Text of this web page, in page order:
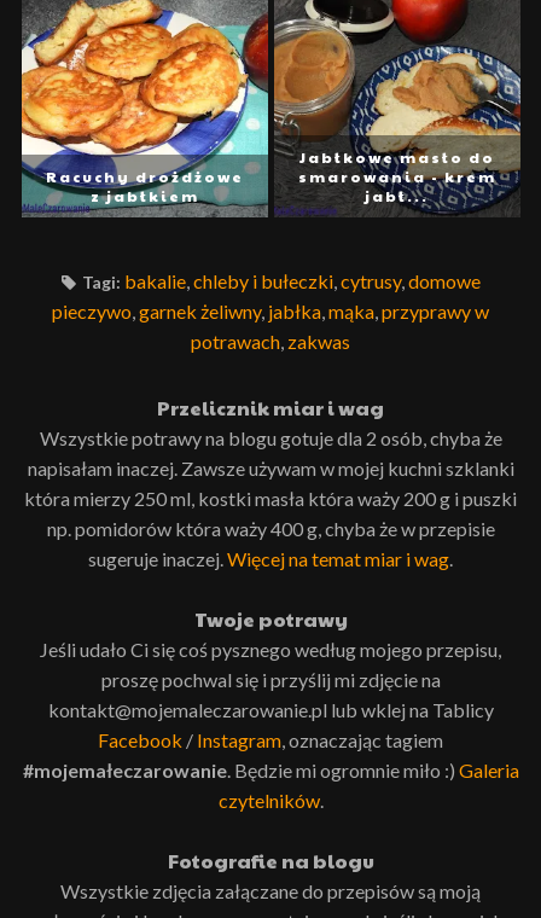
Racuchy drożdżowe
z jabłkiem
Jabłkowe masło do
smarowania - krem
jabł...
Tagi: bakalie,chleby i bułeczki,cytrusy,domowe
pieczywo,garnek żeliwny, jabłka,mąka,przyprawy w
potrawach, zakwas
Przelicznik miar i wag
Wszystkie potrawy na blogu gotuje dla 2 osób, chyba że
napisałam inaczej. Zawsze używam w mojej kuchni szklanki
która mierzy 250 ml, kostki masła która waży 200 g i puszki
np. pomidorów która waży 400 g, chyba że w przepisie
sugeruje inaczej.Więcej na temat miar i wag.
Twoje potrawy
Jeśli udało Ci się coś pysznego według mojego przepisu,
proszę pochwal się i przyślij mi zdjęcie na
kontakt@mojemaleczarowanie.pl lub wklej na Tablicy
Facebook / Instagram, oznaczając tagiem
#mojemałeczarowanie. Będzie mi ogromnie miło :) Galeria
czytelników.
Fotografie na blogu
Wszystkie zdjęcia załączane do przepisów są moją